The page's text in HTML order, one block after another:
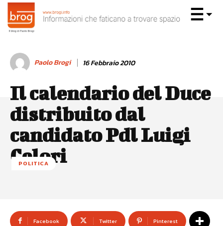
Paolo Brogi 16 Febbraio 2010
Il calendario del Duce
distribuito dal
candidato Pdl Luigi
Celori
POLITICA
Facebook Twitter Pinterest